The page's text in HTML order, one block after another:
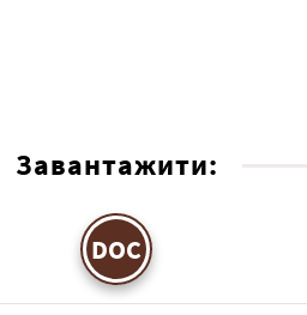
Завантажити:
DOC